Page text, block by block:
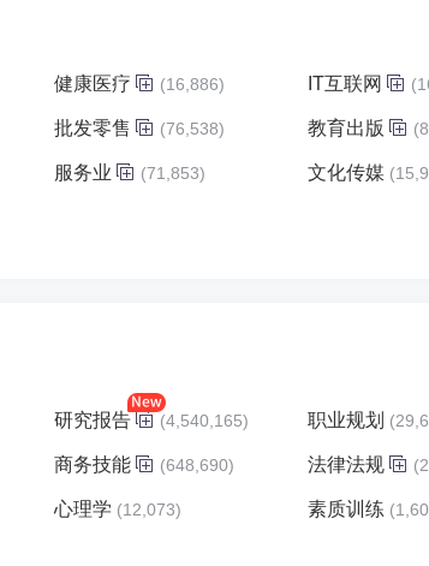
健康医疗 (16,886) IT互联网
批发零售 (76,538) 教育出版
服务业 (71,853) 文化传媒
研究报告 (4,540,165) 职业规划
商务技能 (648,690) 法律法规
心理学 (12,073) 素质训练